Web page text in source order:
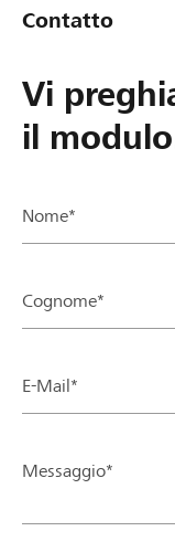
Contatto
Vi
il
Nome*
Cognome*
E-Mail*
Messaggio*